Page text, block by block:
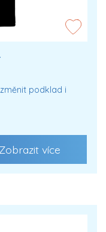
podklad i
Zobrazit více